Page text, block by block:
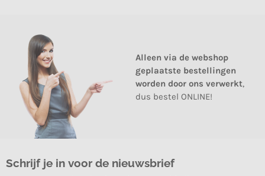
Alleen via de webshop
geplaatste bestellingen
worden door ons verwerkt,
dus bestel ONLINE!
Schrijf je in voor de nieuwsbrief